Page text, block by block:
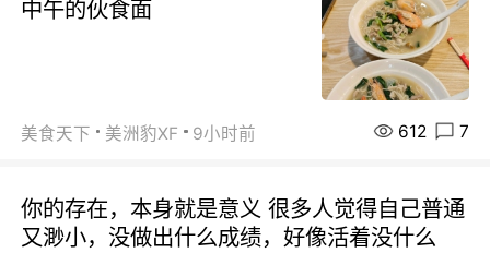
中午的伙食面
美食天下 美洲豹XF 9小时前 612 7
你的存在，本身就是意义 很多人觉得自己普通
又渺小，没做出什么成绩，好像活着没什么